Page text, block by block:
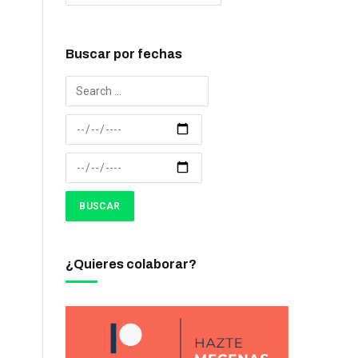
Buscar por fechas
¿Quieres colaborar?